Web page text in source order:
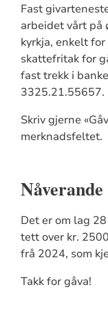
Fast
arbeidet vårt på
kyrkja, enkelt
skattefritak for
fast trekk i
3325.21.55657.
Skriv gjerne
merknadsfeltet.
Det er om lag
tett over kr.
frå 2024, som
Takk for gåva!